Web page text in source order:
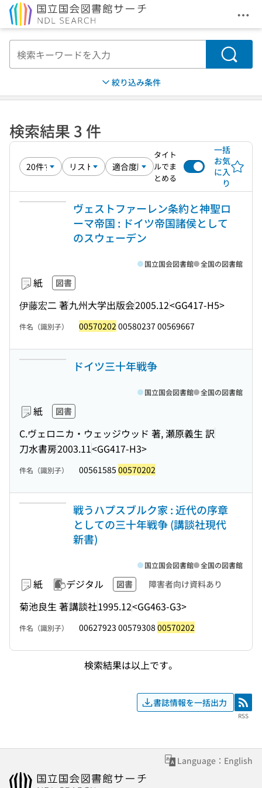
メ
検索
絞り込み条件
検索結果 3 件
タイト
ルでま
とめる
一括
お気
に入
り
ヴェストファーレン条約と神聖ロ
ーマ帝国 : ドイツ帝国諸侯として
のスウェーデン
紙 図書
伊藤宏二 著九州大学出版会2005.12<GG417-H5>
国立国会図書館 全国の図書館
件名（識別子） 00570202 00580237 00569667
ドイツ三十年戦争
紙 図書
C.ヴェロニカ・ウェッジウッド 著, 瀬原義生 訳
刀水書房2003.11<GG417-H3>
国立国会図書館 全国の図書館
件名（識別子） 00561585 00570202
戦うハプスブルク家 : 近代の序章
としての三十年戦争 (講談社現代
新書)
紙 デジタル 図書 障害者向け資料あり
菊池良生 著講談社1995.12<GG463-G3>
国立国会図書館 全国の図書館
件名（識別子） 00627923 00579308 00570202
検索結果は以上です。
書誌情報を一括出力 RSS
RSS
Language：English